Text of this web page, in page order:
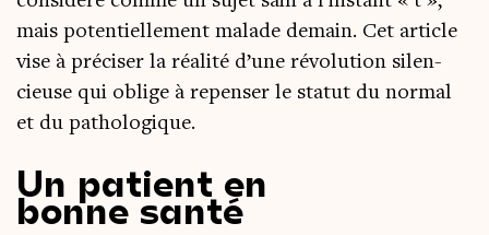
mais poten­tiel­le­ment malade demain. Cet article
vise à pré­ci­ser la réa­li­té d’une révo­lu­tion silen­
cieuse qui oblige à repen­ser le sta­tut du nor­mal
et du pathologique.
Un patient en
bonne santé